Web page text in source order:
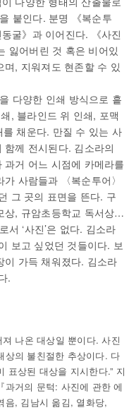
붙인다. 분명 《복순투
굴》과 이어진다. 《사진
잃어버린 것 혹은 비어있
, 지워져도 현존할 수 있
다양한 인쇄 방식으로 흩
, 블라인드 위 인쇄, 포맥
채운다. 만질 수 있는 사
께 전시된다. 김소라의
거 어느 시점에 카메라를
사람들과 〈복순투어〉
그 곳의 표면을 뜬다. 구
상, 규암초등학교 독서상…
서 ‘사진’은 없다. 김소라
보고 싶었던 것들이다. 보
이 가득 채워졌다. 김소라
.
나온 대상일 뿐이다. 사진
상의 불친절한 추상이다. 다
표상된 대상을 지시한다.” 지
거의 문턱: 사진에 관한 에
음, 김남시 옮김, 열화당,